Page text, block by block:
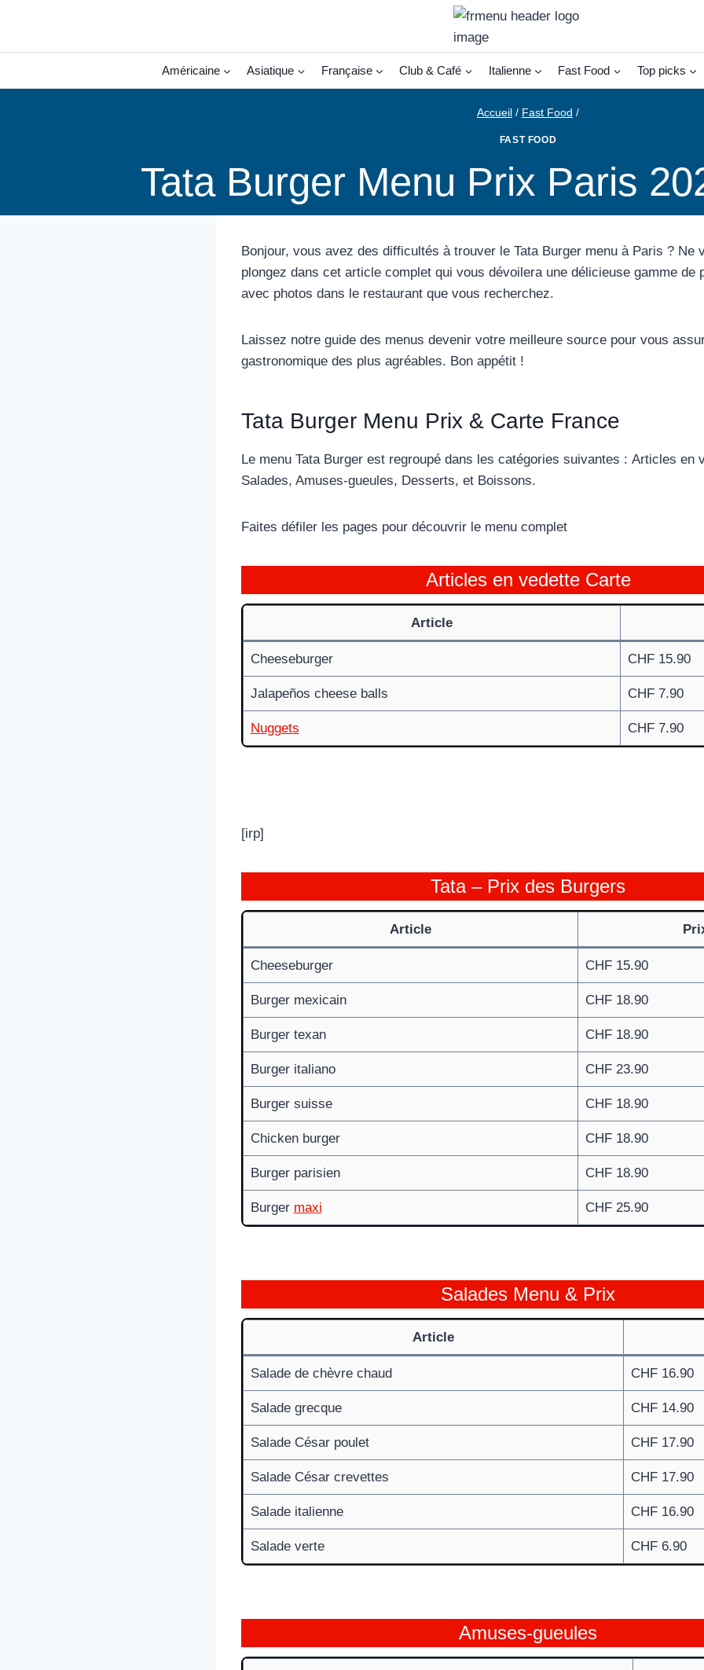
contenu
Américaine Asiatique Française Club & Café Italienne Fast Food Top picks
Accueil / Fast Food /
FAST FOOD
Tata Burger Menu Prix Paris
Bonjour, vous avez des difficultés à trouver le Tata Burger menu à Paris ? Ne
plongez dans cet article complet qui vous dévoilera une délicieuse gamme de
avec photos dans le restaurant que vous recherchez.
Laissez notre guide des menus devenir votre meilleure source pour vous
gastronomique des plus agréables. Bon appétit !
Tata Burger Menu Prix & Carte France
Le menu Tata Burger est regroupé dans les catégories suivantes : Articles en
Salades, Amuses-gueules, Desserts, et Boissons.
Faites défiler les pages pour découvrir le menu complet
Articles en vedette Carte
Article
Cheeseburger CHF 15.90
Jalapeños cheese balls CHF 7.90
Nuggets CHF 7.90
[irp]
Tata – Prix des Burgers
Article
Cheeseburger CHF 15.90
Burger mexicain CHF 18.90
Burger texan CHF 18.90
Burger italiano CHF 23.90
Burger suisse CHF 18.90
Chicken burger CHF 18.90
Burger parisien CHF 18.90
Burger maxi CHF 25.90
Salades Menu & Prix
Article
Salade de chèvre chaud CHF 16.90
Salade grecque CHF 14.90
Salade César poulet CHF 17.90
Salade César crevettes CHF 17.90
Salade italienne CHF 16.90
Salade verte CHF 6.90
Amuses-gueules